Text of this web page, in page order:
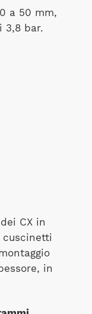
a 50 mm,
3,8 bar.
CX in
cuscinetti
in